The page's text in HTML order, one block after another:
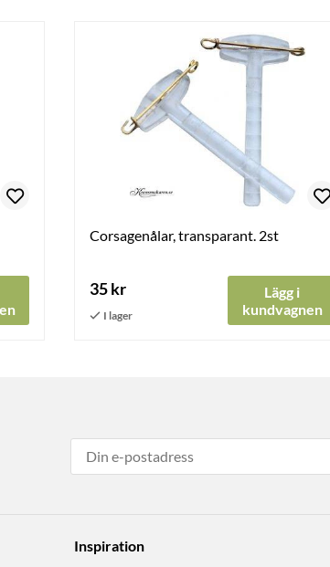
Corsagenålar, transparant. 2st
35 kr
Lägg i
kundvagnen
Inspiration